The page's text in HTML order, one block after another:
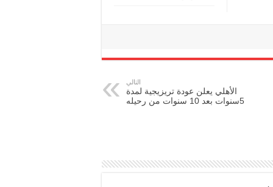
التالي
الأهلي يعلن عودة تريزيجية لمدة
5سنوات بعد 10 سنوات من رحيله